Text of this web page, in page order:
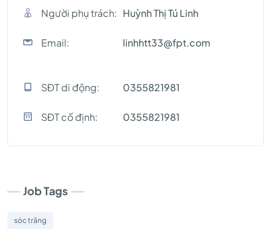
Người phụ trách: Huỳnh Thị Tú Linh
Email: linhhtt33@fpt.com
SĐT di động: 0355821981
SĐT cố định: 0355821981
Job Tags
sóc trăng